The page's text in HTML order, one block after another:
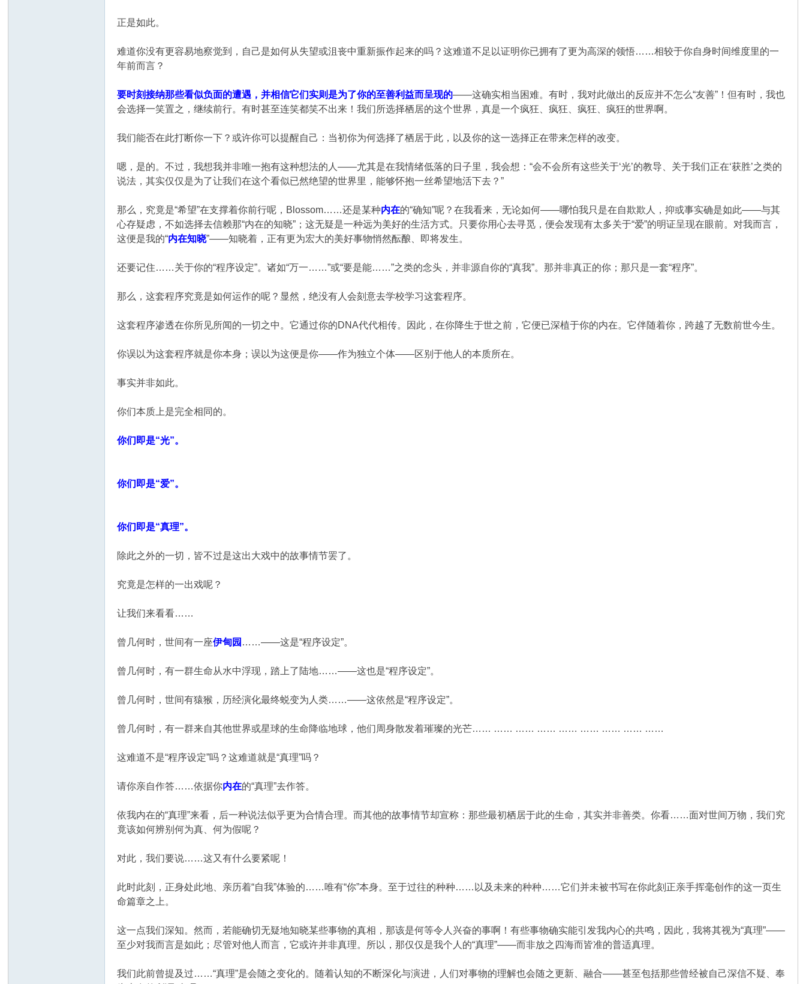
正是如此。
难道你没有更容易地察觉到，自己是如何从失望或沮丧中重新振作起来的吗？这难道不足以证明你已拥有了更为高深的领悟……相较于你自身时间维度里的一
年前而言？
要时刻接纳那些看似负面的遭遇，并相信它们实则是为了你的至善利益而呈现的——这确实相当困难。有时，我对此做出的反应并不怎么“友善”！但有时，我也
会选择一笑置之，继续前行。有时甚至连笑都笑不出来！我们所选择栖居的这个世界，真是一个疯狂、疯狂、疯狂、疯狂的世界啊。
我们能否在此打断你一下？或许你可以提醒自己：当初你为何选择了栖居于此，以及你的这一选择正在带来怎样的改变。
嗯，是的。不过，我想我并非唯一抱有这种想法的人——尤其是在我情绪低落的日子里，我会想：“会不会所有这些关于‘光’的教导、关于我们正在‘获胜’之类的
说法，其实仅仅是为了让我们在这个看似已然绝望的世界里，能够怀抱一丝希望地活下去？”
那么，究竟是“希望”在支撑着你前行呢，Blossom……还是某种内在的“确知”呢？在我看来，无论如何——哪怕我只是在自欺欺人，抑或事实确是如此——与其
心存疑虑，不如选择去信赖那“内在的知晓”；这无疑是一种远为美好的生活方式。只要你用心去寻觅，便会发现有太多关于“爱”的明证呈现在眼前。对我而言，
这便是我的“内在知晓”——知晓着，正有更为宏大的美好事物悄然酝酿、即将发生。
还要记住……关于你的“程序设定”。诸如“万一……”或“要是能……”之类的念头，并非源自你的“真我”。那并非真正的你；那只是一套“程序”。
那么，这套程序究竟是如何运作的呢？显然，绝没有人会刻意去学校学习这套程序。
这套程序渗透在你所见所闻的一切之中。它通过你的DNA代代相传。因此，在你降生于世之前，它便已深植于你的内在。它伴随着你，跨越了无数前世今生。
你误以为这套程序就是你本身；误以为这便是你——作为独立个体——区别于他人的本质所在。
事实并非如此。
你们本质上是完全相同的。
你们即是“光”。
你们即是“爱”。
你们即是“真理”。
除此之外的一切，皆不过是这出大戏中的故事情节罢了。
究竟是怎样的一出戏呢？
让我们来看看……
曾几何时，世间有一座伊甸园 ……——这是“程序设定”。
曾几何时，有一群生命从水中浮现，踏上了陆地……——这也是“程序设定”。
曾几何时，世间有猿猴，历经演化最终蜕变为人类……——这依然是“程序设定”。
曾几何时，有一群来自其他世界或星球的生命降临地球，他们周身散发着璀璨的光芒…… …… …… …… …… …… …… …… ……
这难道不是“程序设定”吗？这难道就是“真理”吗？
请你亲自作答……依据你内在的“真理”去作答。
依我内在的“真理”来看，后一种说法似乎更为合情合理。而其他的故事情节却宣称：那些最初栖居于此的生命，其实并非善类。你看……面对世间万物，我们究
竟该如何辨别何为真、何为假呢？
对此，我们要说……这又有什么要紧呢！
此时此刻，正身处此地、亲历着“自我”体验的……唯有“你”本身。至于过往的种种……以及未来的种种……它们并未被书写在你此刻正亲手挥毫创作的这一页生
命篇章之上。
这一点我们深知。然而，若能确切无疑地知晓某些事物的真相，那该是何等令人兴奋的事啊！有些事物确实能引发我内心的共鸣，因此，我将其视为“真理”——
至少对我而言是如此；尽管对他人而言，它或许并非真理。所以，那仅仅是我个人的“真理”——而非放之四海而皆准的普适真理。
我们此前曾提及过……“真理”是会随之变化的。随着认知的不断深化与演进，人们对事物的理解也会随之更新、融合——甚至包括那些曾经被自己深信不疑、奉